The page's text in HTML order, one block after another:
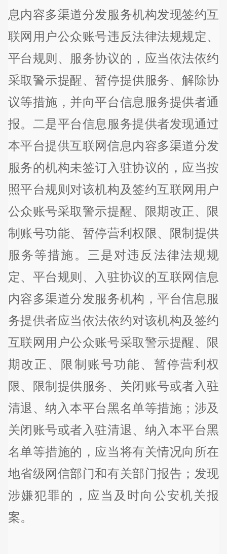
息内容多渠道分发服务机构发现签约互
联网用户公众账号违反法律法规规定、
平台规则、服务协议的，应当依法依约
采取警示提醒、暂停提供服务、解除协
议等措施，并向平台信息服务提供者通
报。二是平台信息服务提供者发现通过
本平台提供互联网信息内容多渠道分发
服务的机构未签订入驻协议的，应当按
照平台规则对该机构及签约互联网用户
公众账号采取警示提醒、限期改正、限
制账号功能、暂停营利权限、限制提供
服务等措施。三是对违反法律法规规
定、平台规则、入驻协议的互联网信息
内容多渠道分发服务机构，平台信息服
务提供者应当依法依约对该机构及签约
互联网用户公众账号采取警示提醒、限
期改正、限制账号功能、暂停营利权
限、限制提供服务、关闭账号或者入驻
清退、纳入本平台黑名单等措施；涉及
关闭账号或者入驻清退、纳入本平台黑
名单等措施的，应当将有关情况向所在
地省级网信部门和有关部门报告；发现
涉嫌犯罪的，应当及时向公安机关报
案。